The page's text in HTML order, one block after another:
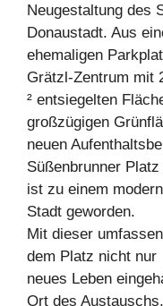
Neugestaltung des
Donaustadt. Aus
ehemaligen
Grätzl-Zentrum mit
² entsiegelten
großzügigen
neuen
Süßenbrunner Platz
ist zu einem
Stadt geworden.
Mit dieser
dem Platz nicht nur
neues Leben
Ort des Austauschs,